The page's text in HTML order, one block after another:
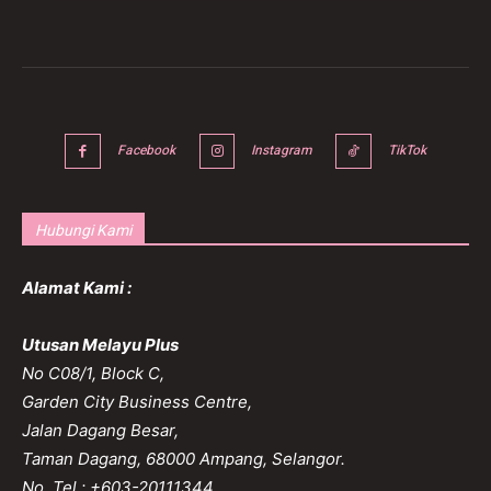
Facebook Instagram TikTok
Hubungi Kami
Alamat Kami :
Utusan Melayu Plus
No C08/1, Block C,
Garden City Business Centre,
Jalan Dagang Besar,
Taman Dagang, 68000 Ampang, Selangor.